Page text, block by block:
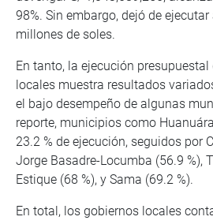
98%. Sin embargo, dejó de
millones de soles.
En tanto, la ejecución
locales muestra resultados
el bajo desempeño de algunas
reporte, municipios como
23.2 % de ejecución, seguidos por
Jorge Basadre-Locumba (56.9 %),
Estique (68 %), y Sama (69.2 %).
En total, los gobiernos locales